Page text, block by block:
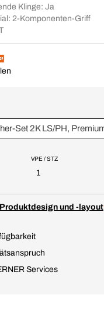
Klinge: Ja
2-Komponenten-Griff
VPE / STZ
1
und -layout
Services